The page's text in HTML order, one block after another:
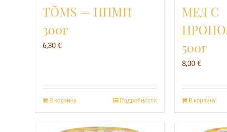
TÕMS — ППМП
300г
6,30 €
В корзину Подробности
МЕД С
500г
8,00 €
В корзину